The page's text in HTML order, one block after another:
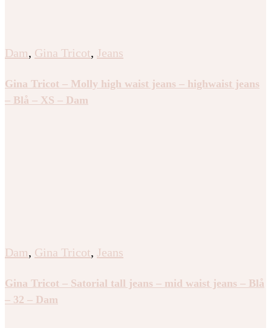
Dam, Gina Tricot, Jeans
Gina Tricot – Molly high waist jeans – highwaist jeans
– Blå – XS – Dam
Dam, Gina Tricot, Jeans
Gina Tricot – Satorial tall jeans – mid waist jeans – Blå
– 32 – Dam